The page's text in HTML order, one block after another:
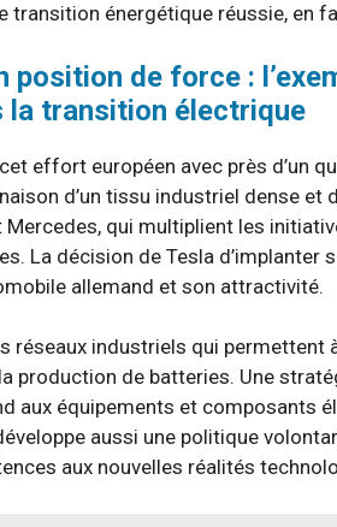
transition énergétique réussie, en
position de force :
la transition électrique
effort européen avec près d’un
d’un tissu industriel dense
Mercedes, qui multiplient les
La décision de Tesla
allemand et son attractivité.
réseaux industriels qui permettent
production de batteries. Une
aux équipements et composants
aussi une politique
aux nouvelles réalités